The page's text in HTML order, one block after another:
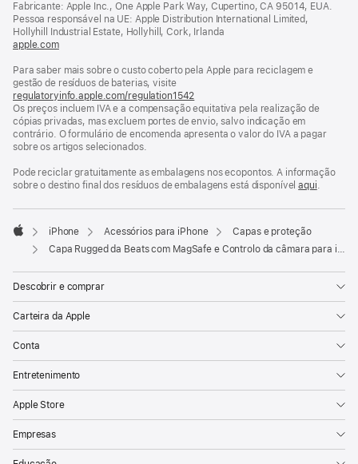
nova
janela)
Fabricante: Apple Inc., One Apple Park Way, Cupertino, CA 95014, EUA.
Pessoa responsável na UE: Apple Distribution International Limited,
Hollyhill Industrial Estate, Hollyhill, Cork, Irlanda
apple.com(abre
nova
janela)
Para saber mais sobre o custo coberto pela Apple para reciclagem e
gestão de resíduos de baterias, visite
regulatoryinfo.apple.com/regulation1542
numa
nova
janela)
Os preços incluem IVA e a compensação equitativa pela realização de
cópias privadas, mas excluem portes de envio, salvo indicação em
contrário. O formulário de encomenda apresenta o valor do IVA a pagar
sobre os artigos selecionados.
Pode reciclar gratuitamente as embalagens nos ecopontos. A informação
sobre o destino final dos resíduos de embalagens está disponívelaqui.
Apple
iPhone Acessórios para iPhone
Capas e proteção
Capa Rugged da Beats com MagSafe e Controlo da câmara para iPhone 17 Pro Max - Azul Pico
Descobrir e comprar
Carteira da Apple
Conta
Entretenimento
Apple Store
Empresas